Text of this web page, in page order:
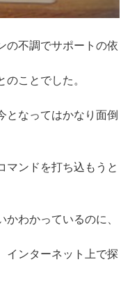
の不調でサポートの依
のことでした。
となってはかなり面倒
マンドを打ち込もうと
わかっているのに、
インターネット上で探